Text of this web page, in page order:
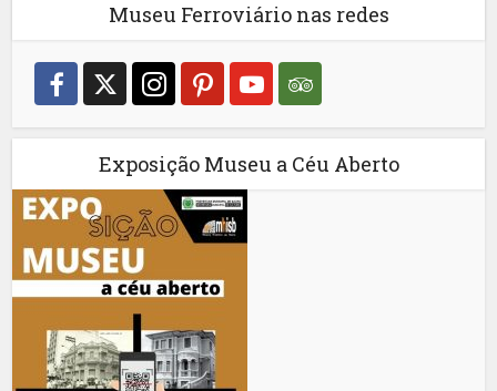
Museu Ferroviário nas redes
Exposição Museu a Céu Aberto